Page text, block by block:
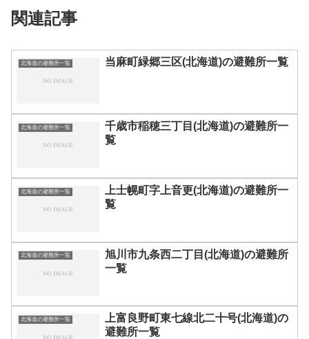
関連記事
北海道の避難所一覧 当麻町緑郷三区(北海道)の避難所一覧
北海道の避難所一覧
千歳市稲穂三丁目(北海道)の避難所一
覧
北海道の避難所一覧
上士幌町字上音更(北海道)の避難所一
覧
北海道の避難所一覧
旭川市九条西二丁目(北海道)の避難所
一覧
北海道の避難所一覧
上富良野町東七線北二十号(北海道)の
避難所一覧